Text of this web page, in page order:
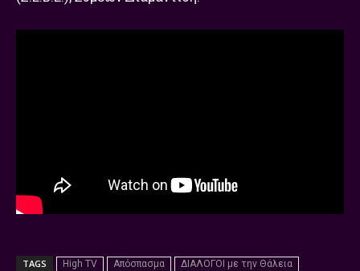
TAGS High TV Απόσπασμα
ΔΙΑΛΟΓΟΙ με την Θάλεια